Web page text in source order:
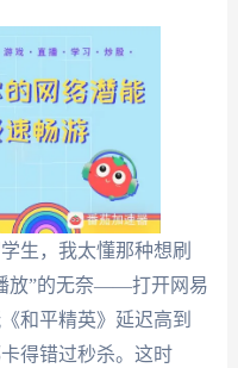
生，我太懂那种想刷
放”的无奈——打开网易
和平精英》延迟高到
得错过秒杀。这时